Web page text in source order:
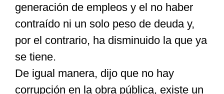
generación de empleos y el no haber
contraído ni un solo peso de deuda y,
por el contrario, ha disminuido la que ya
se tiene.
De igual manera, dijo que no hay
corrupción en la obra pública, existe un